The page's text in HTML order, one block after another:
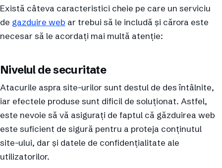
Există câteva caracteristici cheie pe care un serviciu
de gazduire web ar trebui să le includă și cărora este
necesar să le acordați mai multă atenție:
Nivelul de securitate
Atacurile aspra site-urilor sunt destul de des întâlnite,
iar efectele produse sunt dificil de soluționat. Astfel,
este nevoie să vă asigurați de faptul că găzduirea web
este suficient de sigură pentru a proteja conținutul
site-ului, dar și datele de confidențialitate ale
utilizatorilor.